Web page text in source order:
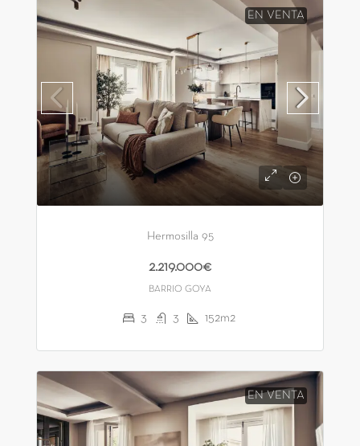
EN VENTA
Hermosilla 95
2.219.000€
BARRIO GOYA
3 3 152m2
EN VENTA